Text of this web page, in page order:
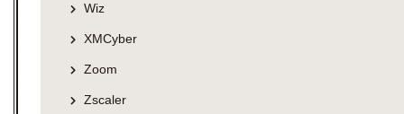
Wiz
XMCyber
Zoom
Zscaler